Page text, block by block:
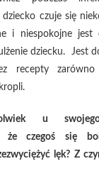
dziecko czuje się
i niespokojne jest
dziecku. Jest
recepty
u
że czegoś się
lęk? Z